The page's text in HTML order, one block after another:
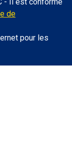
de
pour les